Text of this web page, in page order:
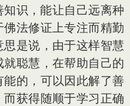
识，能让自己远离种
法修证上专注而精勤
是说，由于这样智慧
聪慧，在帮助自己的
的，可以因此解了善
获得随顺于学习正确